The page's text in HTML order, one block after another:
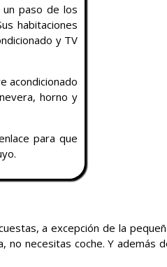
paso de los
habitaciones
y TV
acondicionado
horno y
para que
a excepción de la
no necesitas coche. Y además